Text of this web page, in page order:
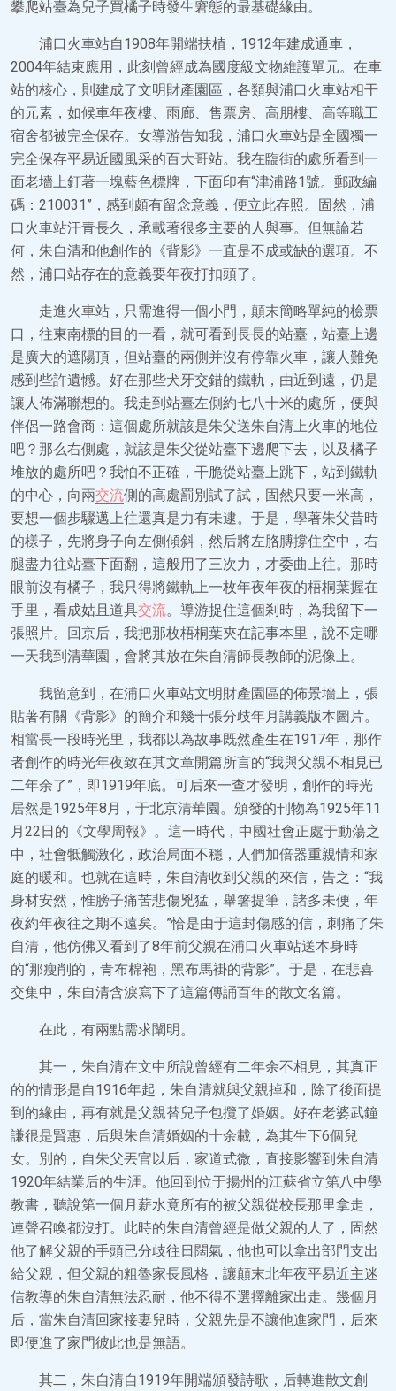
攀爬站臺為兒子買橘子時發生窘態的最基礎緣由。
浦口火車站自1908年開端扶植，1912年建成通車，
2004年結束應用，此刻曾經成為國度級文物維護單元。在車
站的核心，則建成了文明財產園區，各類與浦口火車站相干
的元素，如候車年夜樓、雨廊、售票房、高朋樓、高等職工
宿舍都被完全保存。女導游告知我，浦口火車站是全國獨一
完全保存平易近國風采的百大哥站。我在臨街的處所看到一
面老墻上釘著一塊藍色標牌，下面印有“津浦路1號。郵政編
碼：210031”，感到頗有留念意義，便立此存照。固然，浦
口火車站汗青長久，承載著很多主要的人與事。但無論若
何，朱自清和他創作的《背影》一直是不成或缺的選項。不
然，浦口站存在的意義要年夜打扣頭了。
走進火車站，只需進得一個小門，顛末簡略單純的檢票
口，往東南標的目的一看，就可看到長長的站臺，站臺上邊
是廣大的遮陽頂，但站臺的兩側并沒有停靠火車，讓人難免
感到些許遺憾。好在那些犬牙交錯的鐵軌，由近到遠，仍是
讓人佈滿聯想的。我走到站臺左側約七八十米的處所，便與
伴侶一路會商：這個處所就該是朱父送朱自清上火車的地位
吧？那么右側處，就該是朱父從站臺下邊爬下去，以及橘子
堆放的處所吧？我怕不正確，干脆從站臺上跳下，站到鐵軌
的中心，向兩交流側的高處罰別試了試，固然只要一米高，
要想一個步驟邁上往還真是力有未逮。于是，學著朱父昔時
的樣子，先將身子向左側傾斜，然后將左胳膊撐住空中，右
腿盡力往站臺下面翻，這般用了三次力，才委曲上往。那時
眼前沒有橘子，我只得將鐵軌上一枚年夜年夜的梧桐葉握在
手里，看成姑且道具交流。導游捉住這個剎時，為我留下一
張照片。回京后，我把那枚梧桐葉夾在記事本里，說不定哪
一天我到清華園，會將其放在朱自清師長教師的泥像上。
我留意到，在浦口火車站文明財產園區的佈景墻上，張
貼著有關《背影》的簡介和幾十張分歧年月講義版本圖片。
相當長一段時光里，我都以為故事既然產生在1917年，那作
者創作的時光年夜致在其文章開篇所言的“我與父親不相見已
二年余了”，即1919年底。可后來一查才發明，創作的時光
居然是1925年8月，于北京清華園。頒發的刊物為1925年11
月22日的《文學周報》。這一時代，中國社會正處于動蕩之
中，社會牴觸激化，政治局面不穩，人們加倍器重親情和家
庭的暖和。也就在這時，朱自清收到父親的來信，告之：“我
身材安然，惟膀子痛苦悲傷兇猛，舉箸提筆，諸多未便，年
夜約年夜往之期不遠矣。”恰是由于這封傷感的信，刺痛了朱
自清，他仿佛又看到了8年前父親在浦口火車站送本身時
的“那瘦削的，青布棉袍，黑布馬褂的背影”。于是，在悲喜
交集中，朱自清含淚寫下了這篇傳誦百年的散文名篇。
在此，有兩點需求闡明。
其一，朱自清在文中所說曾經有二年余不相見，其真正
的的情形是自1916年起，朱自清就與父親掉和，除了後面提
到的緣由，再有就是父親替兒子包攬了婚姻。好在老婆武鐘
謙很是賢惠，后與朱自清婚姻的十余載，為其生下6個兒
女。別的，自朱父丟官以后，家道式微，直接影響到朱自清
1920年結業后的生涯。他回到位于揚州的江蘇省立第八中學
教書，聽說第一個月薪水竟所有的被父親從校長那里拿走，
連聲召喚都沒打。此時的朱自清曾經是做父親的人了，固然
他了解父親的手頭已分歧往日闊氣，他也可以拿出部門支出
給父親，但父親的粗魯家長風格，讓顛末北年夜平易近主迷
信教導的朱自清無法忍耐，他不得不選擇離家出走。幾個月
后，當朱自清回家接妻兒時，父親先是不讓他進家門，后來
即便進了家門彼此也是無語。
其二，朱自清自1919年開端頒發詩歌，后轉進散文創